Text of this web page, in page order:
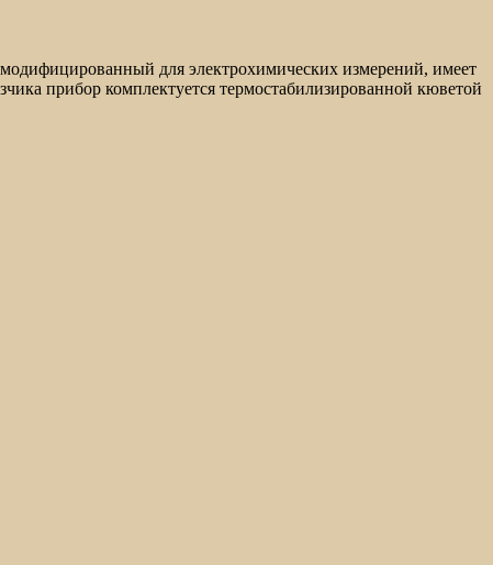
для электрохимических измерений, имеет
прибор комплектуется термостабилизированной кюветой